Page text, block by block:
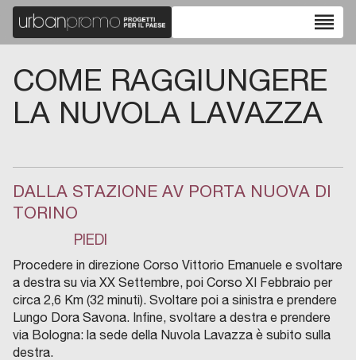
reorder
COME RAGGIUNGERE
LA NUVOLA LAVAZZA
DALLA STAZIONE AV PORTA NUOVA DI
TORINO
PIEDI
Procedere in direzione Corso Vittorio Emanuele e svoltare
a destra su via XX Settembre, poi Corso XI Febbraio per
circa 2,6 Km (32 minuti). Svoltare poi a sinistra e prendere
Lungo Dora Savona. Infine, svoltare a destra e prendere
via Bologna: la sede della Nuvola Lavazza è subito sulla
destra.